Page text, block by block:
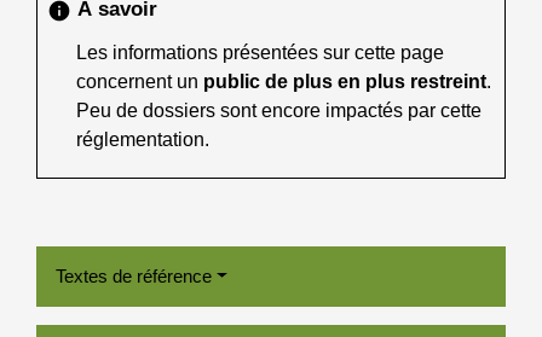
info À savoir
Les informations présentées sur cette page
concernent un public de plus en plus restreint.
Peu de dossiers sont encore impactés par cette
réglementation.
Textes de référence